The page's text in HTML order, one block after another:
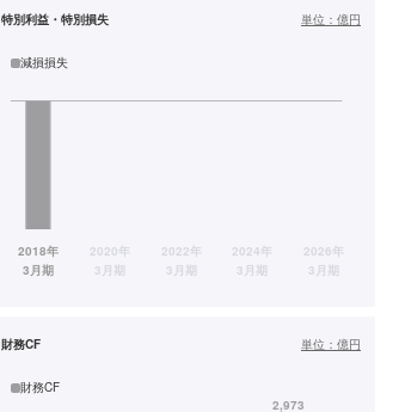
特別利益・特別損失 単位： 億円
減損損失
財務CF 単位： 億円
財務CF